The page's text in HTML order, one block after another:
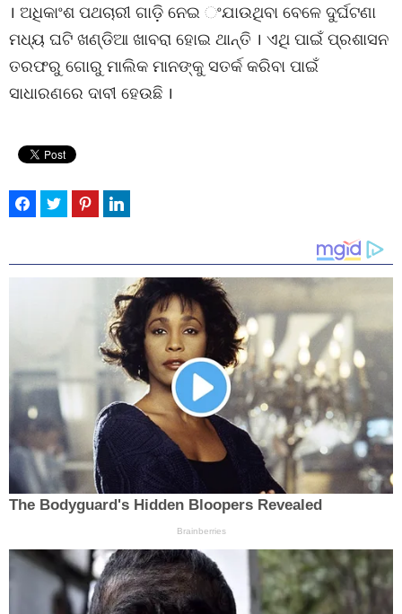
। ଅଧିକାଂଶ ପଥଚାରୀ ଗାଡ଼ି ନେଇ ଂଯାଉଥିବା ବେଳେ ଦୁର୍ଘଟଣା
ମଧ୍ୟ ଘଟି ଖଣ୍ଡିଆ ଖାବରା ହୋଇ ଥାନ୍ତି । ଏଥି ପାଇଁ ପ୍ରଶାସନ
ତରଫରୁ ଗୋରୁ ମାଲିକ ମାନଙ୍କୁ ସତର୍କ କରିବା ପାଇଁ
ସାଧାରଣରେ ଦାବୀ ହେଉଛି ।